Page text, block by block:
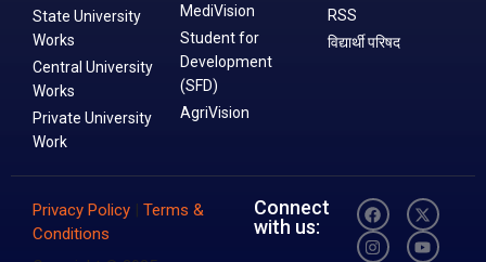
State University
Works
Central University
Works
Private University
Work
MediVision
Student for
Development
(SFD)
AgriVision
RSS
विद्यार्थी परिषद
Privacy Policy
Terms &
Conditions
Connect
with us: